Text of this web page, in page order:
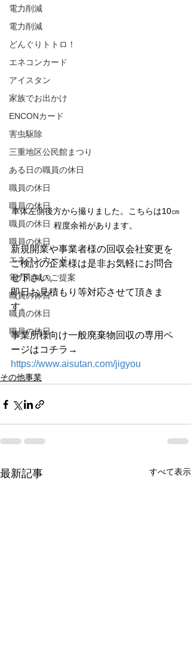
電力削減
電力削減
どんぐりトトロ！
エネコンカード
アイスタン
家族でお出かけ
ENCONカード
害虫駆除
三重地区公民館まつり
ある日の職員の休日
職員の休日
職員の休日
職員の休日
職員の休日
エネコンカード
電力削減のご提案
職員の休日
職員の休日
職員の休日
車体左側後方から撮りました。こちらは10㎝
程度余裕があります。
新規開業や事業者様の回収会社変更を
ご検討の企業様は是非お気軽にお問合
せ下さい。
即日お見積もり等対応させて頂きま
す。
事業所様向け一般廃棄物回収の専用ペ
ージはコチラ→
https://www.aisutan.com/jigyou
その他事業
最新記事 すべて表示